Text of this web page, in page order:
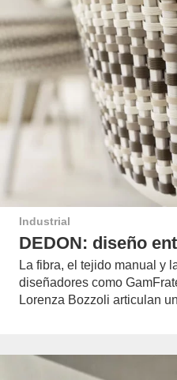
Industrial
DEDON: diseño
La fibra, el tejido manual y
diseñadores como
Lorenza Bozzoli articulan